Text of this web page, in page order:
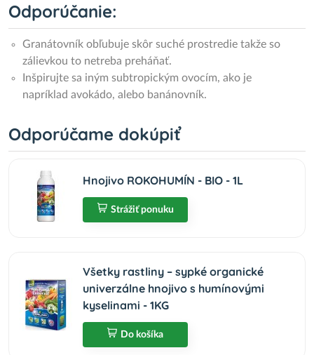
Odporúčanie:
Granátovník obľubuje skôr suché prostredie takže so
zálievkou to netreba preháňať.
Inšpirujte sa iným subtropickým ovocím, ako je
napríklad avokádo, alebo banánovník.
Odporúčame dokúpiť
Hnojivo ROKOHUMÍN - BIO - 1L
Strážiť ponuku
Všetky rastliny – sypké organické
univerzálne hnojivo s humínovými
kyselinami - 1KG
Do košíka